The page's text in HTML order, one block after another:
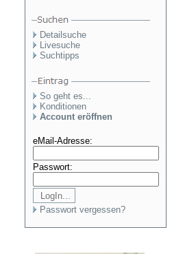
Detailsuche
Livesuche
Suchtipps
So geht es...
Konditionen
Account eröffnen
eMail-Adresse:
Passwort:
Passwort vergessen?